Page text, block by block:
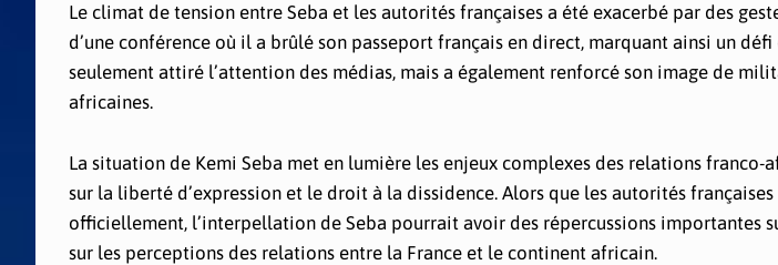
Le climat de tension entre Seba et les autorités françaises a été exacerbé par des
d’une conférence où il a brûlé son passeport français en direct, marquant ainsi un défi
seulement attiré l’attention des médias, mais a également renforcé son image de
africaines.
La situation de Kemi Seba met en lumière les enjeux complexes des relations franco-
sur la liberté d’expression et le droit à la dissidence. Alors que les autorités françaises
officiellement, l’interpellation de Seba pourrait avoir des répercussions importantes
sur les perceptions des relations entre la France et le continent africain.